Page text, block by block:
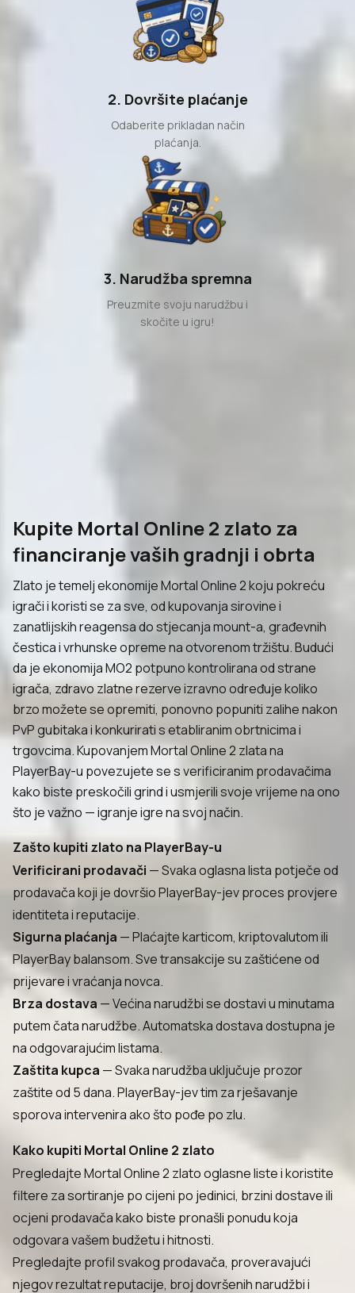
2. Dovršite plaćanje
Odaberite prikladan način
plaćanja.
3. Narudžba spremna
Preuzmite svoju narudžbu i
skočite u igru!
Kupite Mortal Online 2 zlato za
financiranje vaših gradnji i obrta
Zlato je temelj ekonomije Mortal Online 2 koju pokreću
igrači i koristi se za sve, od kupovanja sirovine i
zanatlijskih reagensa do stjecanja mount-a, građevnih
čestica i vrhunske opreme na otvorenom tržištu. Budući
da je ekonomija MO2 potpuno kontrolirana od strane
igrača, zdravo zlatne rezerve izravno određuje koliko
brzo možete se opremiti, ponovno popuniti zalihe nakon
PvP gubitaka i konkurirati s etabliranim obrtnicima i
trgovcima. Kupovanjem Mortal Online 2 zlata na
PlayerBay-u povezujete se s verificiranim prodavačima
kako biste preskočili grind i usmjerili svoje vrijeme na ono
što je važno — igranje igre na svoj način.
Zašto kupiti zlato na PlayerBay-u
Verificirani prodavači — Svaka oglasna lista potječe od
prodavača koji je dovršio PlayerBay-jev proces provjere
identiteta i reputacije.
Sigurna plaćanja — Plaćajte karticom, kriptovalutom ili
PlayerBay balansom. Sve transakcije su zaštićene od
prijevare i vraćanja novca.
Brza dostava — Većina narudžbi se dostavi u minutama
putem čata narudžbe. Automatska dostava dostupna je
na odgovarajućim listama.
Zaštita kupca — Svaka narudžba uključuje prozor
zaštite od 5 dana. PlayerBay-jev tim za rješavanje
sporova intervenira ako što pođe po zlu.
Kako kupiti Mortal Online 2 zlato
Pregledajte Mortal Online 2 zlato oglasne liste i koristite
filtere za sortiranje po cijeni po jedinici, brzini dostave ili
ocjeni prodavača kako biste pronašli ponudu koja
odgovara vašem budžetu i hitnosti.
Pregledajte profil svakog prodavača, proveravajući
njegov rezultat reputacije, broj dovršenih narudžbi i